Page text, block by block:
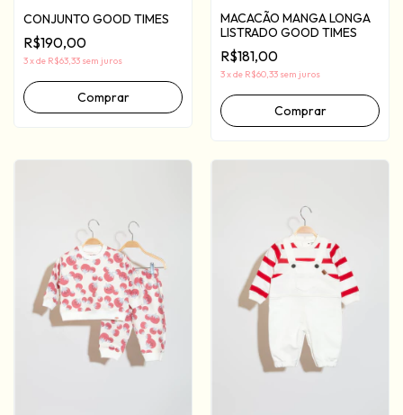
CONJUNTO GOOD TIMES
R$190,00
3xde R$63,33 sem juros
Comprar
MACACÃO MANGA LONGA
LISTRADO GOOD TIMES
R$181,00
3xde R$60,33 sem juros
Comprar